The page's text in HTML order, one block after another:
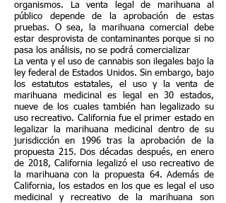
organismos. La venta legal de marihuana al
público depende de la aprobación de estas
pruebas. O sea, la marihuana comercial debe
estar desprovista de contaminantes porque si no
pasa los análisis, no se podrá comercializar
La venta y el uso de cannabis son ilegales bajo la
ley federal de Estados Unidos. Sin embargo, bajo
los estatutos estatales, el uso y la venta de
marihuana medicinal es legal en 30 estados,
nueve de los cuales también han legalizado su
uso recreativo. California fue el primer estado en
legalizar la marihuana medicinal dentro de su
jurisdicción en 1996 tras la aprobación de la
propuesta 215. Dos décadas después, en enero
de 2018, California legalizó el uso recreativo de
la marihuana con la propuesta 64. Además de
California, los estados en los que es legal el uso
medicinal y recreativo de la marihuana son